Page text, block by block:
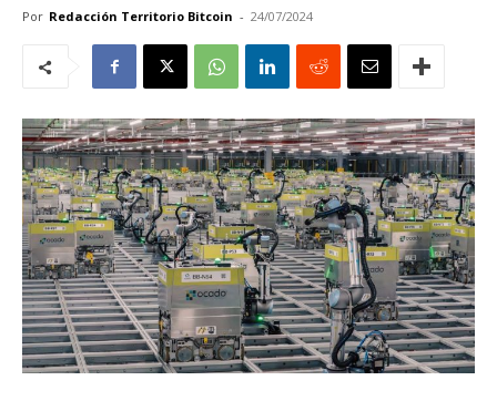
Por Redacción Territorio Bitcoin - 24/07/2024